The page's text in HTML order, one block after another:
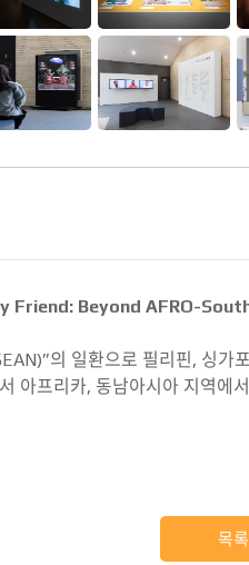
Friend: Beyond AFRO-
의 일환으로 필리핀, 싱
아프리카, 동남아시아 지역
목록